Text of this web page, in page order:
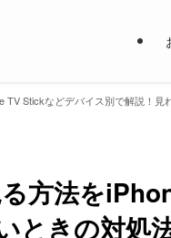
TV Stickなどデバイス別で解説！見
方法を
ときの対処